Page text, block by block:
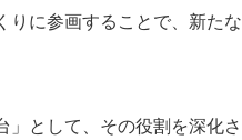
りに参画することで、新たな
として、その役割を深化さ